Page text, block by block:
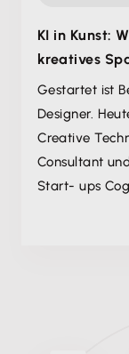
KI in Kunst:
kreatives
Gestartet ist
Designer.
Creative
Consultant
Start- ups